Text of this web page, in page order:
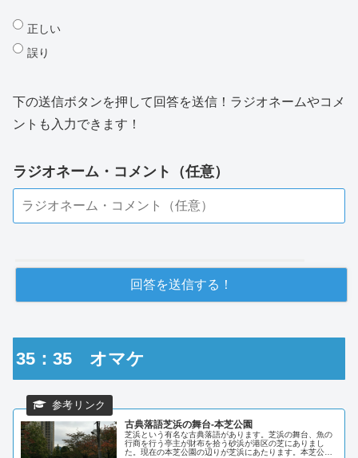
正しい
誤り
下の送信ボタンを押して回答を送信！ラジオネームやコメ
ントも入力できます！
ラジオネーム・コメント（任意）
35：35 オマケ
古典落語芝浜の舞台-本芝公園
芝浜という有名な古典落語があります。芝浜の舞台、魚の
行商を行う亭主が財布を拾う砂浜が港区の芝にありまし
た。現在の本芝公園の辺りが芝浜にあたります。本芝公園